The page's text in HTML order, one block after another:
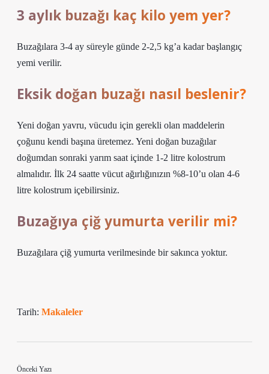
3 aylık buzağı kaç kilo yem yer?
Buzağılara 3-4 ay süreyle günde 2-2,5 kg’a kadar başlangıç ​​
yemi verilir.
Eksik doğan buzağı nasıl beslenir?
Yeni doğan yavru, vücudu için gerekli olan maddelerin
çoğunu kendi başına üretemez. Yeni doğan buzağılar
doğumdan sonraki yarım saat içinde 1-2 litre kolostrum
almalıdır. İlk 24 saatte vücut ağırlığınızın %8-10’u olan 4-6
litre kolostrum içebilirsiniz.
Buzağıya çiğ yumurta verilir mi?
Buzağılara çiğ yumurta verilmesinde bir sakınca yoktur.
Tarih: Makaleler
Önceki Yazı